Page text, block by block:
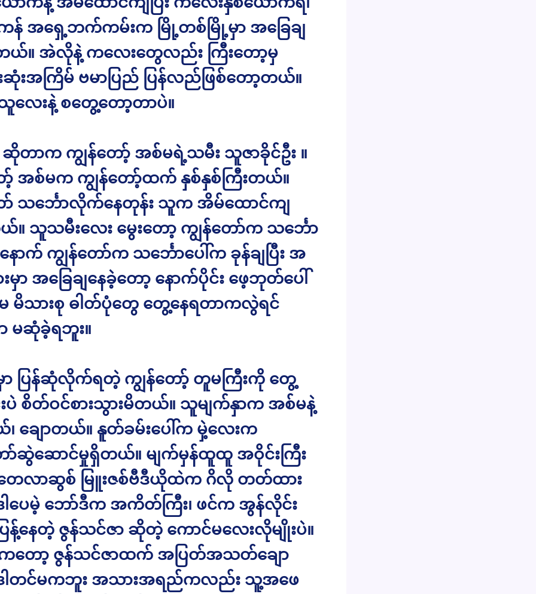
န် အရှေ့ဘက်ကမ်းက မြို့တစ်မြို့မှာ အခြေချ
တယ်။ အဲလိုနဲ့ ကလေးတွေလည်း ကြီးတော့မှ
းအကြိမ် ဗမာပြည် ပြန်လည်ဖြစ်တော့တယ်။
လေးနဲ့ စတွေ့တော့တာပဲ။
တာက ကျွန်တော့် အစ်မရဲ့သမီး သူဇာခိုင်ဦး ။
ာ့် အစ်မက ကျွန်တော့်ထက် နှစ်နှစ်ကြီးတယ်။
ာ် သင်္ဘောလိုက်နေတုန်း သူက အိမ်ထောင်ကျ
သူသမီးလေး မွေးတော့ ကျွန်တော်က သင်္ဘော
နောက် ကျွန်တော်က သင်္ဘောပေါ်က ခုန်ချပြီး အ
မှာ အခြေချနေခဲ့တော့ နောက်ပိုင်း ဖေ့ဘုတ်ပေါ်
မိသားစု ဓါတ်ပုံတွေ တွေ့နေရတာကလွဲရင်
မဆုံခဲ့ရဘူး။
ာ ပြန်ဆုံလိုက်ရတဲ့ ကျွန်တော့် တူမကြီးကို တွေ့
ပဲ စိတ်ဝင်စားသွားမိတယ်။ သူမျက်နှာက အစ်မနဲ့
ချောတယ်။ နူတ်ခမ်းပေါ်က မှဲ့လေးက
ာ်ဆွဲဆောင်မှုရှိတယ်။ မျက်မှန်ထူထူ အဝိုင်းကြီး
ေလာဆွစ် မြူးဇစ်ဗီဒီယိုထဲက ဂိလို တတ်ထား
ပေမဲ့ ဘော်ဒီက အကိတ်ကြီး၊ ဖင်က အွန်လိုင်း
ပြန့်နေတဲ့ ဇွန်သင်ဇာ ဆိုတဲ့ ကောင်မလေးလိုမျိုးပဲ။
ကတော့ ဇွန်သင်ဇာထက် အပြတ်အသတ်ချော
ါတင်မကဘူး အသားအရည်ကလည်း သူ့အဖေ